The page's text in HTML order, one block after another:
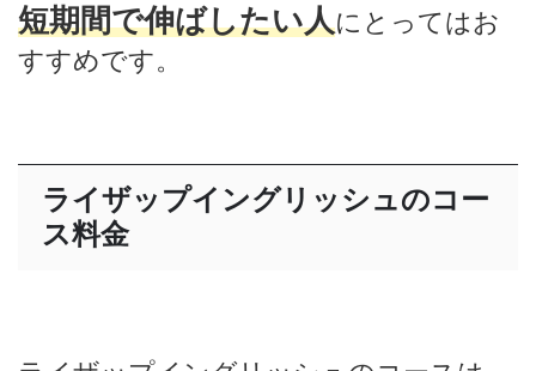
短期間で伸ばしたい人にとってはお
すすめです。
ライザップイングリッシュのコー
ス料金